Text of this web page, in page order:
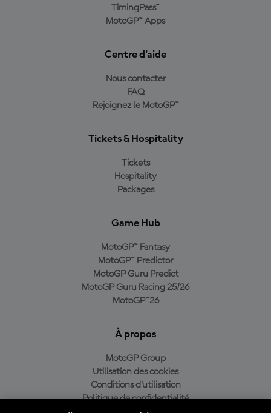
TimingPass™
MotoGP™ Apps
Centre d'aide
Nous contacter
FAQ
Rejoignez le MotoGP™
Tickets & Hospitality
Tickets
Hospitality
Packages
Game Hub
MotoGP™ Fantasy
MotoGP™ Predictor
MotoGP Guru Predict
MotoGP Guru Racing 25/26
MotoGP™26
À propos
MotoGP Group
Utilisation des cookies
Conditions d'utilisation
Politique de confidentialité